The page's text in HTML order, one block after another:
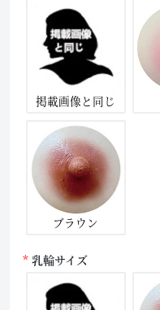
掲載画像と同じ
ブラウン
乳輪サイズ